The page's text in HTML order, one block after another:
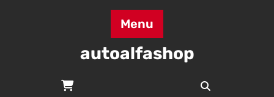
Menu
autoalfashop